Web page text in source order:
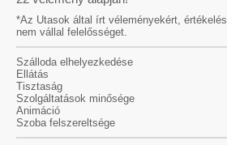
*Az Utasok által írt véleményekért,
nem vállal felelősséget.
Szálloda elhelyezkedése
Ellátás
Tisztaság
Szolgáltatások minősége
Animáció
Szoba felszereltsége